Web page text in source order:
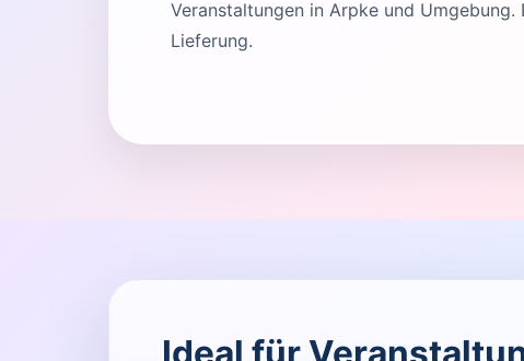
Veranstaltungen in Arpke und
Lieferung.